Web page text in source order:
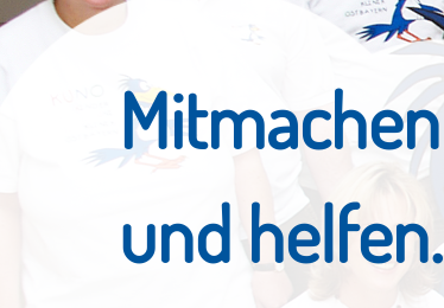
Mitmachen
und helfen.